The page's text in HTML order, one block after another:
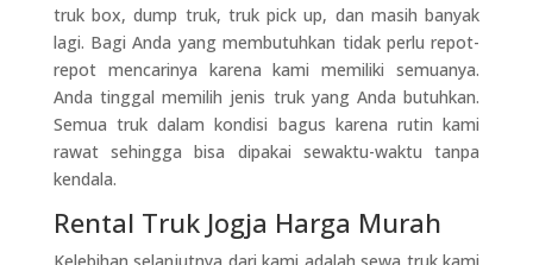
truk box, dump truk, truk pick up, dan masih banyak
lagi. Bagi Anda yang membutuhkan tidak perlu repot-
repot mencarinya karena kami memiliki semuanya.
Anda tinggal memilih jenis truk yang Anda butuhkan.
Semua truk dalam kondisi bagus karena rutin kami
rawat sehingga bisa dipakai sewaktu-waktu tanpa
kendala.
Rental Truk Jogja Harga Murah
Kelebihan selanjutnya dari kami adalah sewa truk kami